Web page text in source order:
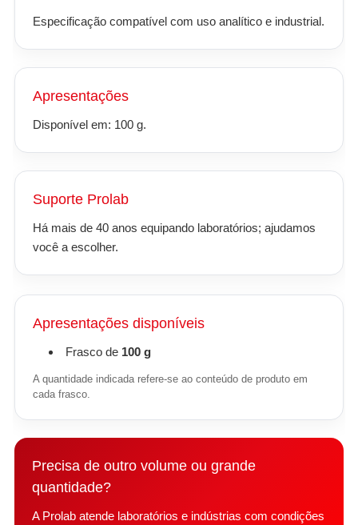
Especificação compatível com uso analítico e industrial.
Apresentações
Disponível em: 100 g.
Suporte Prolab
Há mais de 40 anos equipando laboratórios; ajudamos
você a escolher.
Apresentações disponíveis
Frasco de 100 g
A quantidade indicada refere-se ao conteúdo de produto em
cada frasco.
Precisa de outro volume ou grande
quantidade?
A Prolab atende laboratórios e indústrias com condições